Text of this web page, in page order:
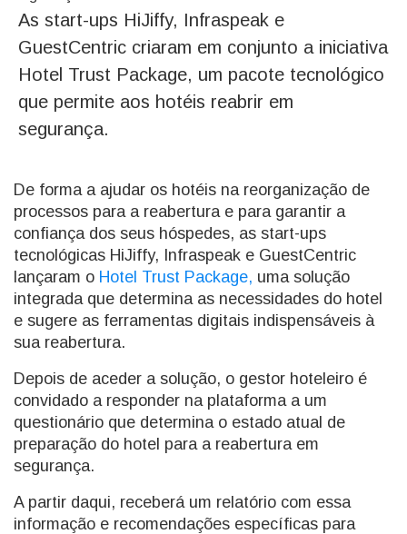
As start-ups HiJiffy, Infraspeak e
GuestCentric criaram em conjunto a iniciativa
Hotel Trust Package, um pacote tecnológico
que permite aos hotéis reabrir em
segurança.
De forma a ajudar os hotéis na reorganização de
processos para a reabertura e para garantir a
confiança dos seus hóspedes, as start-ups
tecnológicas HiJiffy, Infraspeak e GuestCentric
lançaram o Hotel Trust Package, uma solução
integrada que determina as necessidades do hotel
e sugere as ferramentas digitais indispensáveis à
sua reabertura.
Depois de aceder a solução, o gestor hoteleiro é
convidado a responder na plataforma a um
questionário que determina o estado atual de
preparação do hotel para a reabertura em
segurança.
A partir daqui, receberá um relatório com essa
informação e recomendações específicas para